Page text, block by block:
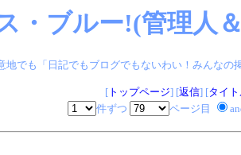
・ブルー!(管理人
地でも「日記でもブログでもないわい！みんなの
[トップページ] [返信] [タイ
件ずつ
ページ目